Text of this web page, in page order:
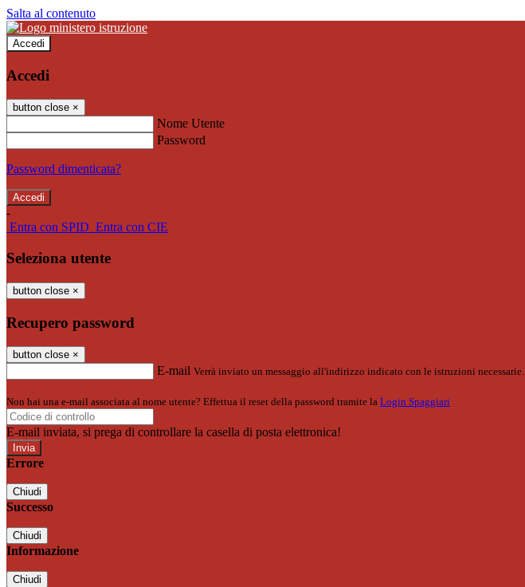
Salta al contenuto
Accedi
Accedi
button close ×
Nome Utente
Password
Password dimenticata?
-
Entra con SPID Entra con CIE
Seleziona utente
button close ×
Recupero password
button close ×
E-mail Verrà inviato un messaggio all'indirizzo indicato con le istruzioni necessarie.
Non hai una e-mail associata al nome utente? Effettua il reset della password tramite la Login Spaggiari
E-mail inviata, si prega di controllare la casella di posta elettronica!
Errore
Chiudi
Successo
Chiudi
Informazione
Chiudi